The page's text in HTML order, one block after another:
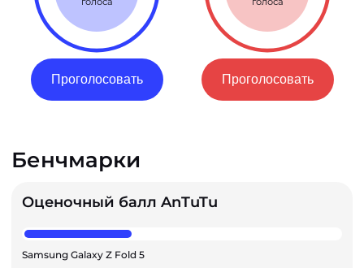
Проголосовать Проголосовать
Бенчмарки
Оценочный балл AnTuTu
Samsung Galaxy Z Fold 5